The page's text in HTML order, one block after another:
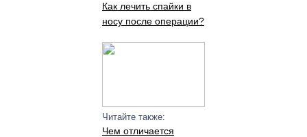
Как лечить спайки в
носу после операции?
Читайте также:
Чем отличается